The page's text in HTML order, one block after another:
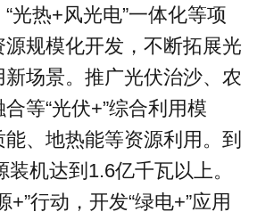
光热+风光电”一体化等项
源规模化开发，不断拓展光
场景。推广光伏治沙、农
等“光伏+”综合利用模
、地热能等资源利用。到
机达到1.6亿千瓦以上。
+”行动，开发“绿电+”应用